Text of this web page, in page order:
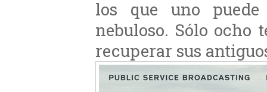
los que uno
nebuloso. Sólo ocho
recuperar sus